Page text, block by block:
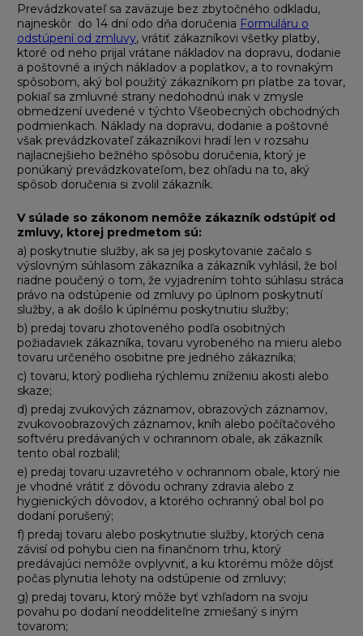
Prevádzkovateľ sa zaväzuje bez zbytočného odkladu,
najneskôr do 14 dní odo dňa doručenia Formuláru o
odstúpení od zmluvy, vrátiť zákazníkovi všetky platby,
ktoré od neho prijal vrátane nákladov na dopravu, dodanie
a poštovné a iných nákladov a poplatkov, a to rovnakým
spôsobom, aký bol použitý zákazníkom pri platbe za tovar,
pokiaľ sa zmluvné strany nedohodnú inak v zmysle
obmedzení uvedené v týchto Všeobecných obchodných
podmienkach. Náklady na dopravu, dodanie a poštovné
však prevádzkovateľ zákazníkovi hradí len v rozsahu
najlacnejšieho bežného spôsobu doručenia, ktorý je
ponúkaný prevádzkovateľom, bez ohľadu na to, aký
spôsob doručenia si zvolil zákazník.
V súlade so zákonom nemôže zákazník odstúpiť od
zmluvy, ktorej predmetom sú:
a) poskytnutie služby, ak sa jej poskytovanie začalo s
výslovným súhlasom zákazníka a zákazník vyhlásil, že bol
riadne poučený o tom, že vyjadrením tohto súhlasu stráca
právo na odstúpenie od zmluvy po úplnom poskytnutí
služby, a ak došlo k úplnému poskytnutiu služby;
b) predaj tovaru zhotoveného podľa osobitných
požiadaviek zákazníka, tovaru vyrobeného na mieru alebo
tovaru určeného osobitne pre jedného zákazníka;
c) tovaru, ktorý podlieha rýchlemu zníženiu akosti alebo
skaze;
d) predaj zvukových záznamov, obrazových záznamov,
zvukovoobrazových záznamov, kníh alebo počítačového
softvéru predávaných v ochrannom obale, ak zákazník
tento obal rozbalil;
e) predaj tovaru uzavretého v ochrannom obale, ktorý nie
je vhodné vrátiť z dôvodu ochrany zdravia alebo z
hygienických dôvodov, a ktorého ochranný obal bol po
dodaní porušený;
f) predaj tovaru alebo poskytnutie služby, ktorých cena
závisí od pohybu cien na finančnom trhu, ktorý
predávajúci nemôže ovplyvniť, a ku ktorému môže dôjsť
počas plynutia lehoty na odstúpenie od zmluvy;
g) predaj tovaru, ktorý môže byť vzhľadom na svoju
povahu po dodaní neoddeliteľne zmiešaný s iným
tovarom;